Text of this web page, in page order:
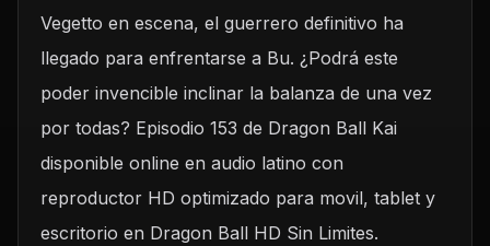
Vegetto en escena, el guerrero definitivo ha
llegado para enfrentarse a Bu. ¿Podrá este
poder invencible inclinar la balanza de una vez
por todas? Episodio 153 de Dragon Ball Kai
disponible online en audio latino con
reproductor HD optimizado para movil, tablet y
escritorio en Dragon Ball HD Sin Limites.